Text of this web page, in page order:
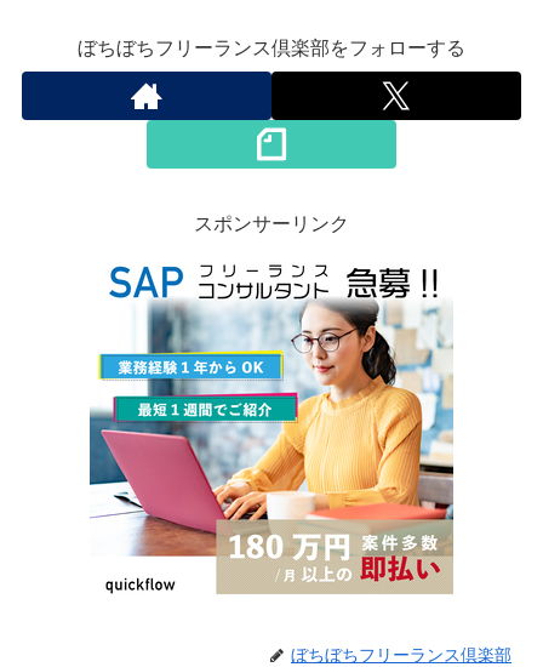
ぼちぼちフリーランス倶楽部をフォローする
スポンサーリンク
ぼちぼちフリーランス倶楽部